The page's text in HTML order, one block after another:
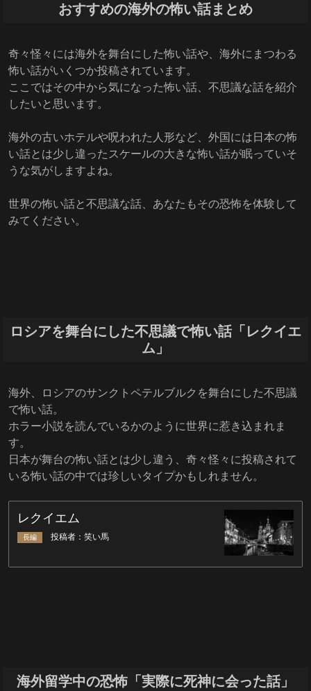
おすすめの海外の怖い話まとめ
奇々怪々には海外を舞台にした怖い話や、海外にまつわる
怖い話がいくつか投稿されています。
ここではその中から気になった怖い話、不思議な話を紹介
したいと思います。
海外の古いホテルや呪われた人形など、外国には日本の怖
い話とは少し違ったスケールの大きな怖い話が眠っていそ
うな気がしますよね。
世界の怖い話と不思議な話、あなたもその恐怖を体験して
みてください。
ロシアを舞台にした不思議で怖い話「レクイエ
ム」
海外、ロシアのサンクトペテルブルクを舞台にした不思議
で怖い話。
ホラー小説を読んでいるかのように世界に惹き込まれま
す。
日本が舞台の怖い話とは少し違う、奇々怪々に投稿されて
いる怖い話の中では珍しいタイプかもしれません。
海外留学中の恐怖「実際に死神に会った話」